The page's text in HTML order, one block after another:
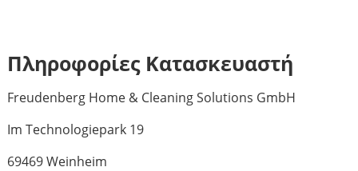
Πληροφορίες Κατασκευαστή
Freudenberg Home & Cleaning Solutions GmbH
Im Technologiepark 19
69469 Weinheim